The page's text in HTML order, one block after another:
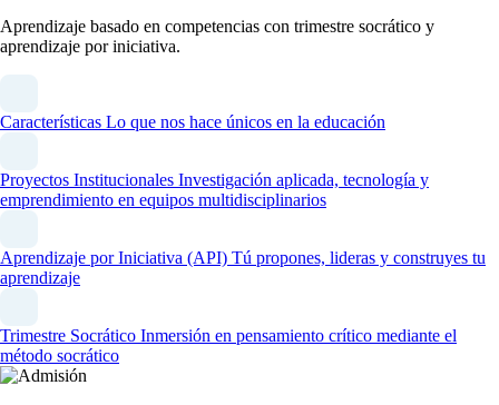
Aprendizaje basado en competencias con trimestre socrático y
aprendizaje por iniciativa.
Características Lo que nos hace únicos en la educación
Proyectos Institucionales Investigación aplicada, tecnología y
emprendimiento en equipos multidisciplinarios
Aprendizaje por Iniciativa (API) Tú propones, lideras y construyes tu
aprendizaje
Trimestre Socrático Inmersión en pensamiento crítico mediante el
método socrático